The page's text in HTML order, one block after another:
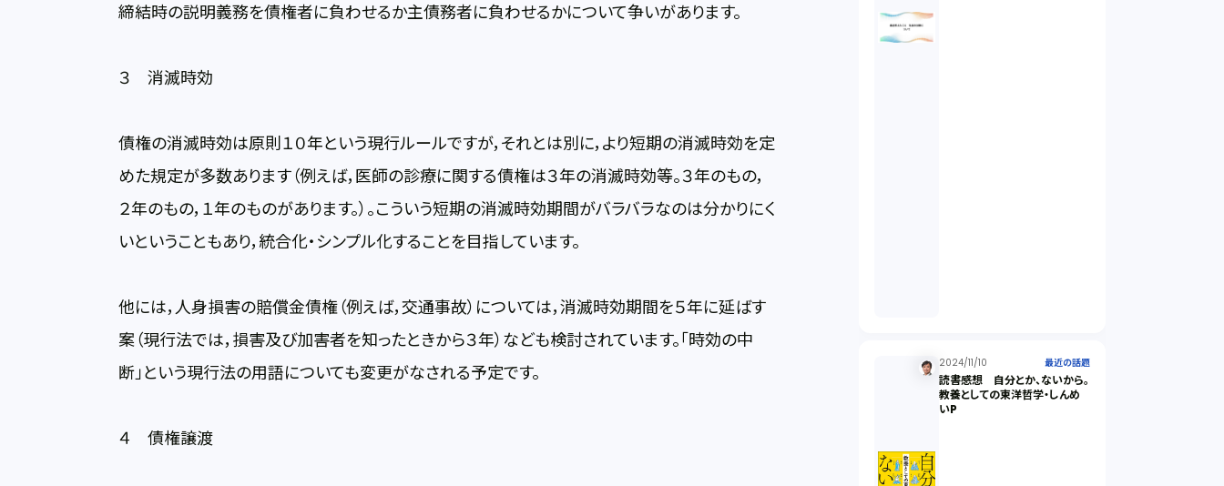
締結時の説明義務を債権者に負わせるか主債務者に負わせるかについて争いがあります。
３ 消滅時効
債権の消滅時効は原則１０年という現行ルールですが，それとは別に，より短期の消滅時効を定
めた規定が多数あります（例えば，医師の診療に関する債権は３年の消滅時効等。３年のもの，
２年のもの，１年のものがあります。）。こういう短期の消滅時効期間がバラバラなのは分かりにく
いということもあり，統合化・シンプル化することを目指しています。
他には，人身損害の賠償金債権（例えば，交通事故）については，消滅時効期間を５年に延ばす
案（現行法では，損害及び加害者を知ったときから３年）なども検討されています。「時効の中
断」という現行法の用語についても変更がなされる予定です。
４ 債権譲渡
IoT（6）
発信者情報開示請求（1）
株主総会（1）
パーソナルデータ（2）
2024/11/10 最近の話題
読書感想 自分とか、ないから。
教養としての東洋哲学・しんめ
いP